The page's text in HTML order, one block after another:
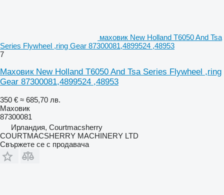
маховик New Holland T6050 And Tsa
Series Flywheel ,ring Gear 87300081,4899524 ,48953
7
Маховик New Holland T6050 And Tsa Series Flywheel ,ring
Gear 87300081,4899524 ,48953
350 € ≈ 685,70 лв.
Маховик
87300081
Ирландия, Courtmacsherry
COURTMACSHERRY MACHINERY LTD
Свържете се с продавача